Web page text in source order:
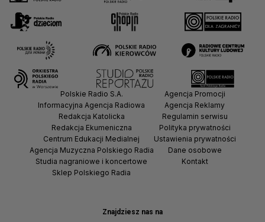
Znajdziesz nas na
Polskie Radio S.A.
Informacyjna Agencja Radiowa
Redakcja Katolicka
Redakcja Ekumeniczna
Centrum Edukacji Medialnej
Agencja Muzyczna Polskiego Radia
Studia nagraniowe i koncertowe
Sklep Polskiego Radia
Agencja Promocji
Agencja Reklamy
Regulamin serwisu
Polityka prywatności
Ustawienia prywatności
Dane osobowe
Kontakt